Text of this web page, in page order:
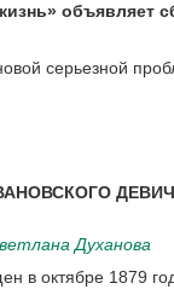
объявляет
серьезной
Духанова
в октябре 1879